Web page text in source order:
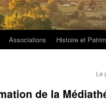
Associations Histoire et
Le
de la